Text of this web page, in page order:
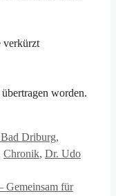
verkürzt
worden.
Driburg,
Chronik, Dr. Udo
Gemeinsam für